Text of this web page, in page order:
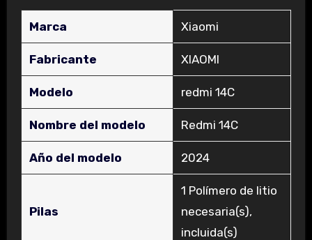
Marca ‎Xiaomi
Fabricante ‎XIAOMI
Modelo ‎redmi 14C
Nombre del modelo ‎Redmi 14C
Año del modelo ‎2024
Pilas
‎1 Polímero de litio
necesaria(s),
incluida(s)